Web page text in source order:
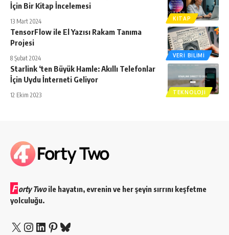
KITAP
İçin Bir Kitap İncelemesi
13 Mart 2024
VERI BILIMI
TensorFlow ile El Yazısı Rakam Tanıma
Projesi
8 Şubat 2024
TEKNOLOJI
Starlink ‘ten Büyük Hamle: Akıllı Telefonlar
İçin Uydu İnterneti Geliyor
12 Ekim 2023
F orty Twoile hayatın, evrenin ve her şeyin sırrını keşfetme
yolculuğu.
X Instagram
LinkedIn
Pinterest
Bluesky